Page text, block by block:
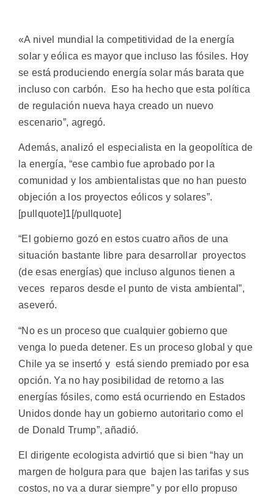
«A nivel mundial la competitividad de la energía
solar y eólica es mayor que incluso las fósiles. Hoy
se está produciendo energía solar más barata que
incluso con carbón. Eso ha hecho que esta política
de regulación nueva haya creado un nuevo
escenario”, agregó.
Además, analizó el especialista en la geopolítica de
la energía, “ese cambio fue aprobado por la
comunidad y los ambientalistas que no han puesto
objeción a los proyectos eólicos y solares”.
[pullquote]1[/pullquote]
“El gobierno gozó en estos cuatro años de una
situación bastante libre para desarrollar proyectos
(de esas energías) que incluso algunos tienen a
veces reparos desde el punto de vista ambiental”,
aseveró.
“No es un proceso que cualquier gobierno que
venga lo pueda detener. Es un proceso global y que
Chile ya se insertó y está siendo premiado por esa
opción. Ya no hay posibilidad de retorno a las
energías fósiles, como está ocurriendo en Estados
Unidos donde hay un gobierno autoritario como el
de Donald Trump”, añadió.
El dirigente ecologista advirtió que si bien “hay un
margen de holgura para que bajen las tarifas y sus
costos, no va a durar siempre” y por ello propuso